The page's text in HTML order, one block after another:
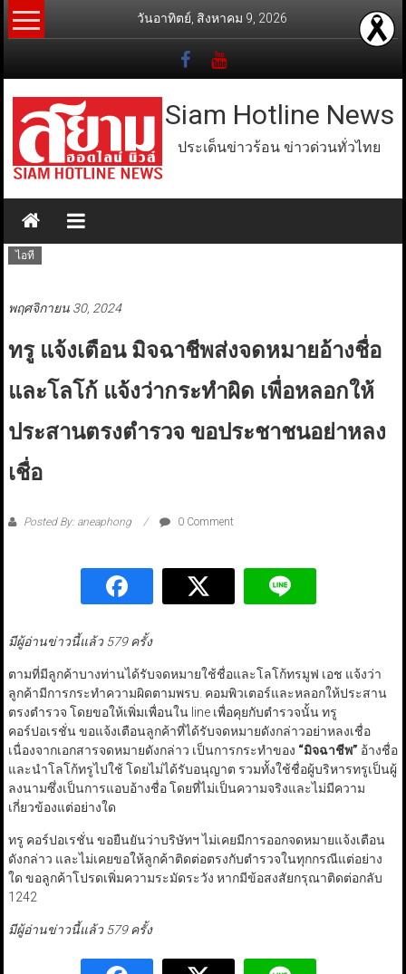
Skip
to
วันอาทิตย์, สิงหาคม 9, 2026
Siam Hotline News
ประเด็นข่าวร้อน ข่าวด่วนทั่วไทย
ไอที
พฤศจิกายน 30, 2024
ทรู แจ้งเตือน มิจฉาชีพส่งจดหมายอ้างชื่อ
และโลโก้ แจ้งว่ากระทำผิด เพื่อหลอกให้
ประสานตรงตำรวจ ขอประชาชนอย่าหลง
เชื่อ
Posted By: aneaphong 0 Comment
มีผู้อ่านข่าวนี้แล้ว 579 ครั้ง
ตามที่มีลูกค้าบางท่านได้รับจดหมายใช้ชื่อและโลโก้ทรมูฟ เอช แจ้งว่า
ลูกค้ามีการกระทำความผิดตามพรบ. คอมพิวเตอร์และหลอกให้ประสาน
ตรงตำรวจ โดยขอให้เพิ่มเพื่อนใน line เพื่อคุยกับตำรวจนั้น ทรู
คอร์ปอเรชั่น ขอแจ้งเตือนลูกค้าที่ได้รับจดหมายดังกล่าวอย่าหลงเชื่อ
เนื่องจากเอกสารจดหมายดังกล่าว เป็นการกระทำของ “มิจฉาชีพ” อ้างชื่อ
และนำโลโก้ทรูไปใช้ โดยไม่ได้รับอนุญาต รวมทั้งใช้ชื่อผู้บริหารทรูเป็นผู้
ลงนามซึ่งเป็นการแอบอ้างชื่อ โดยที่ไม่เป็นความจริงและไม่มีความ
เกี่ยวข้องแต่อย่างใด
ทรู คอร์ปอเรชั่น ขอยืนยันว่าบริษัทฯ ไม่เคยมีการออกจดหมายแจ้งเตือน
ดังกล่าว และไม่เคยขอให้ลูกค้าติดต่อตรงกับตำรวจในทุกกรณีแต่อย่าง
ใด ขอลูกค้าโปรดเพิ่มความระมัดระวัง หากมีข้อสงสัยกรุณาติดต่อกลับ
1242
มีผู้อ่านข่าวนี้แล้ว 579 ครั้ง